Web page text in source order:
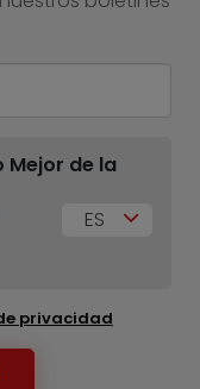
Mejor de la
ES
privacidad